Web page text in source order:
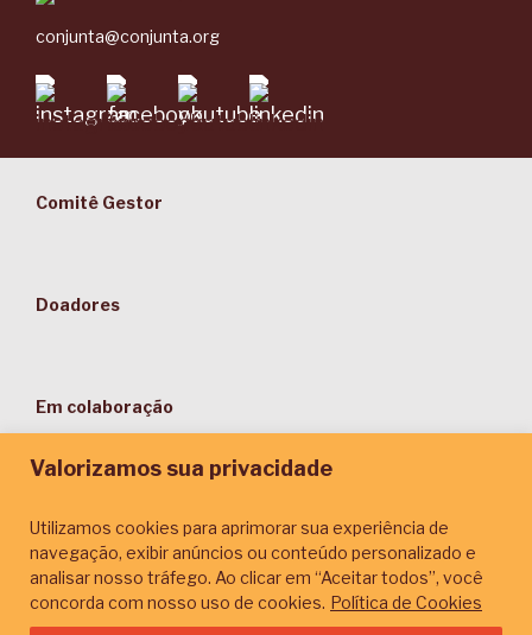
Valorizamos sua privacidade
Utilizamos cookies para aprimorar sua experiência de
navegação, exibir anúncios ou conteúdo personalizado e
analisar nosso tráfego. Ao clicar em “Aceitar todos”, você
concorda com nosso uso de cookies. Política de Cookies
conjunta@conjunta.org
Comitê Gestor
Doadores
Em colaboração
Parceiros de Comunicação